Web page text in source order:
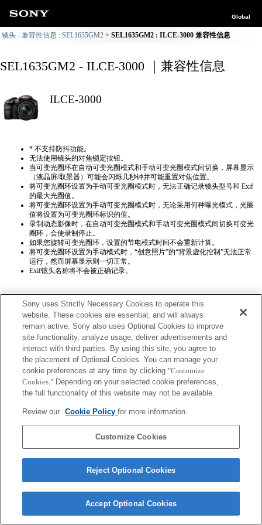
Global
镜头 - 兼容性信息 : SEL1635GM2 SEL1635GM2 : ILCE-3000 兼容性信息
SEL1635GM2 - ILCE-3000 ｜兼容性信息
ILCE-3000
* 不支持防抖功能。
无法使用镜头的对焦锁定按钮。
当可变光圈环在自动可变光圈模式和手动可变光圈模式间切换，屏幕显示
（液晶屏/取景器）可能会闪烁几秒钟并可能重置对焦位置。
将可变光圈环设置为手动可变光圈模式时，无法正确​​记录镜头型号和 Exif
的最大光圈值。
将可变光圈环设置为手动可变光圈模式时，无论采用何种曝光模式，光圈
值将设置为可变光圈环标识的值。
录制动态影像时，在自动可变光圈模式和手动可变光圈模式间切换可变光
圈环，会使录制停止。
如果您旋转可变光圈环，设置的节电模式时间不会重新计算。
将可变光圈环设置为手动模式时，“创意照片”的“背景虚化控制”无法正常
运行，然而屏幕显示则一切正常。
Exif镜头名称将不会被正确记录。
Terms of Use Contact Us
Sony uses Strictly Necessary Cookies to operate this
website. These cookies are essential, and will always
remain active. Sony also uses Optional Cookies to improve
site functionality, analyze usage, deliver advertisements and
interact with third parties. By using this site, you agree to
the placement of Optional Cookies. You can manage your
cookie preferences at any time by clicking "Customize
Cookies." Depending on your selected cookie preferences,
the full functionality of this website may not be available.
Review our Cookie Policyfor more information.
Customize Cookies
Reject Optional Cookies
Accept Optional Cookies